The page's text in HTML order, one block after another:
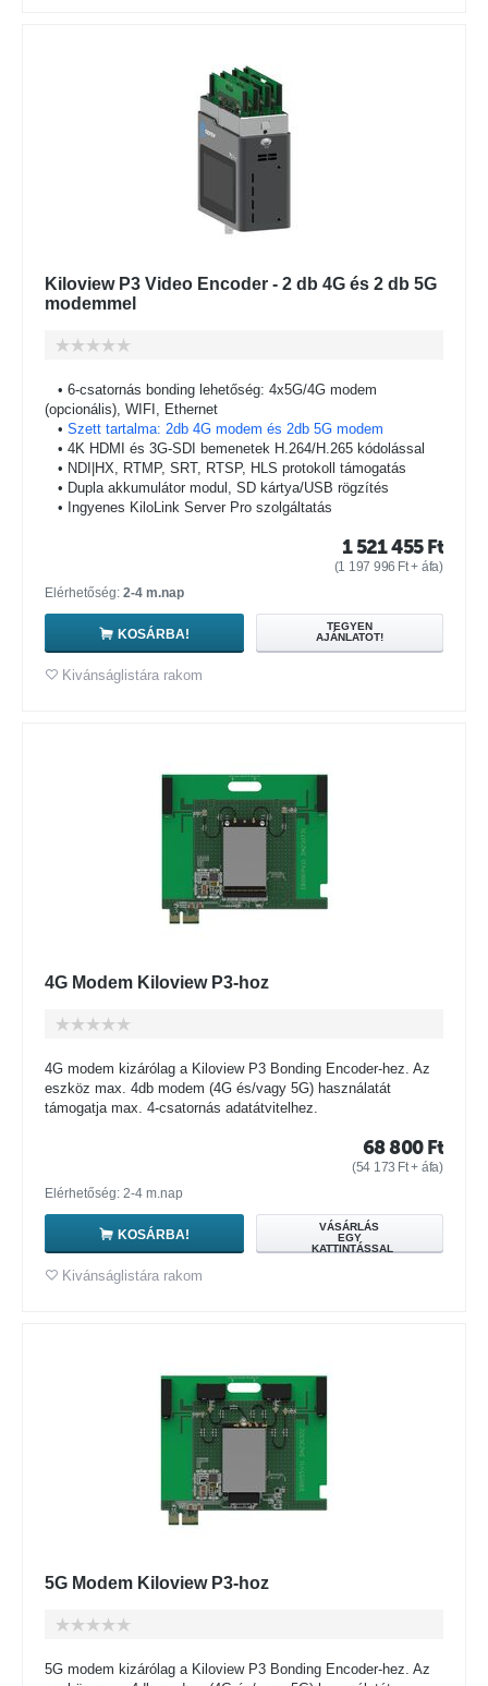
Kiloview P3 Video Encoder - 2 db 4G és 2 db 5G
modemmel
• 6-csatornás bonding lehetőség: 4x5G/4G modem
(opcionális), WIFI, Ethernet
• Szett tartalma: 2db 4G modem és 2db 5G modem
• 4K HDMI és 3G-SDI bemenetek H.264/H.265 kódolással
• NDI|HX, RTMP, SRT, RTSP, HLS protokoll támogatás
• Dupla akkumulátor modul, SD kártya/USB rögzítés
• Ingyenes KiloLink Server Pro szolgáltatás
1 521 455 Ft
(1 197 996 Ft+ áfa)
Elérhetőség: 2-4 m.nap
KOSÁRBA!
TEGYEN
AJÁNLATOT!
Kivánságlistára rakom
4G Modem Kiloview P3-hoz
4G modem kizárólag a Kiloview P3 Bonding Encoder-hez. Az
eszköz max. 4db modem (4G és/vagy 5G) használatát
támogatja max. 4-csatornás adatátvitelhez.
68 800 Ft
(54 173 Ft+ áfa)
Elérhetőség: 2-4 m.nap
KOSÁRBA!
VÁSÁRLÁS
EGY
KATTINTÁSSAL
Kivánságlistára rakom
5G Modem Kiloview P3-hoz
5G modem kizárólag a Kiloview P3 Bonding Encoder-hez. Az